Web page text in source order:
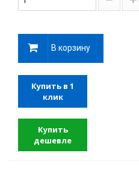
В корзину
Купить в 1
клик
Купить
дешевле